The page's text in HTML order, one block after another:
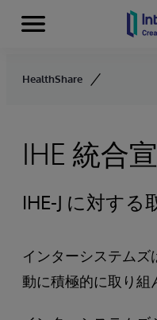
Skip to content
Menu
HealthShare
IHE 統合
IHE-J に対する
インターシステムズ
動に積極的に取り組